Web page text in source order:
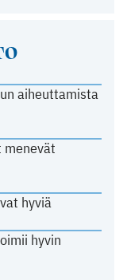
aiheuttamista
menevät
hyviä
hyvin